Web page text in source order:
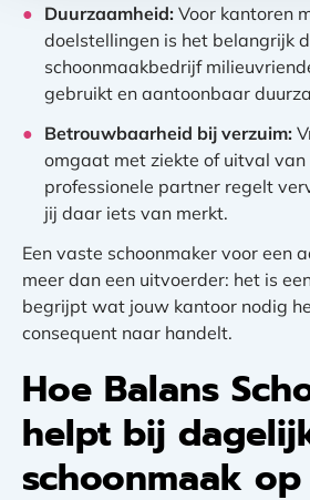
Duurzaamheid: Voor kantoren
doelstellingen is het belangrijk
schoonmaakbedrijf
gebruikt en aantoonbaar
Betrouwbaarheid bij verzuim:
omgaat met ziekte of uitval van
professionele partner regelt
jij daar iets van merkt.
Een vaste schoonmaker voor een
meer dan een uitvoerder: het is
begrijpt wat jouw kantoor nodig
consequent naar handelt.
Hoe Balans
helpt bij
schoonmaak op